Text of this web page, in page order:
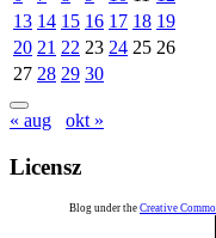
13 14 15 16 17 18 19
20 21 22 23 24 25 26
27 28 29 30
« aug okt »
Licensz
Blog under the Creative